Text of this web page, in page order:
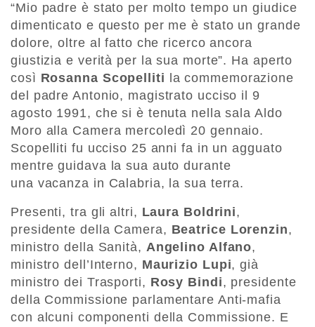
“Mio padre è stato per molto tempo un giudice
dimenticato e questo per me è stato un grande
dolore, oltre al fatto che ricerco ancora
giustizia e verità per la sua morte”. Ha aperto
così Rosanna Scopelliti la commemorazione
del padre Antonio, magistrato ucciso il 9
agosto 1991, che si è tenuta nella sala Aldo
Moro alla Camera mercoledì 20 gennaio.
Scopelliti fu ucciso 25 anni fa in un agguato
mentre guidava la sua auto durante
una vacanza in Calabria, la sua terra.
Presenti, tra gli altri, Laura Boldrini,
presidente della Camera, Beatrice Lorenzin,
ministro della Sanità, Angelino Alfano,
ministro dell’Interno, Maurizio Lupi, già
ministro dei Trasporti, Rosy Bindi, presidente
della Commissione parlamentare Anti-mafia
con alcuni componenti della Commissione. E